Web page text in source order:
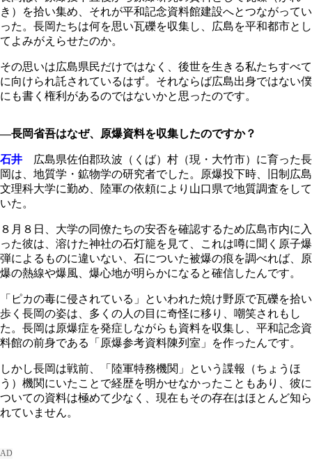
き）を拾い集め、それが平和記念資料館建設へとつながってい
った。長岡たちは何を思い瓦礫を収集し、広島を平和都市とし
てよみがえらせたのか。
その思いは広島県民だけではなく、後世を生きる私たちすべて
に向けられ託されているはず。それならば広島出身ではない僕
にも書く権利があるのではないかと思ったのです。
―長岡省吾はなぜ、原爆資料を収集したのですか？
石井 広島県佐伯郡玖波（くば）村（現・大竹市）に育った長
岡は、地質学・鉱物学の研究者でした。原爆投下時、旧制広島
文理科大学に勤め、陸軍の依頼により山口県で地質調査をして
いた。
８月８日、大学の同僚たちの安否を確認するため広島市内に入
った彼は、溶けた神社の石灯籠を見て、これは噂に聞く原子爆
弾によるものに違いない、石についた被爆の痕を調べれば、原
爆の熱線や爆風、爆心地が明らかになると確信したんです。
「ピカの毒に侵されている」といわれた焼け野原で瓦礫を拾い
歩く長岡の姿は、多くの人の目に奇怪に移り、嘲笑されもし
た。長岡は原爆症を発症しながらも資料を収集し、平和記念資
料館の前身である「原爆参考資料陳列室」を作ったんです。
しかし長岡は戦前、「陸軍特務機関」という諜報（ちょうほ
う）機関にいたことで経歴を明かせなかったこともあり、彼に
ついての資料は極めて少なく、現在もその存在はほとんど知ら
れていません。